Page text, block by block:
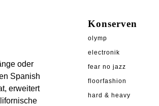
oder
Spanish
erweitert
Konserven
olymp
electronik
fear no jazz
floorfashion
hard & heavy